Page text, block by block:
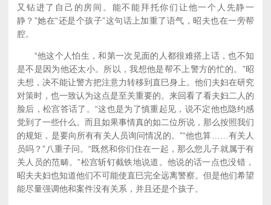
又钻进了自己的房间。能不能拜托你们让他一个人先静一
静？”她在“还是个孩子”这句话上加重了语气，昭夫也在一旁帮
腔。
“他这个人怕生，和第一次见面的人都很难搭上话，也不知
是不是因为他还太小。所以，我想他是帮不上警方的忙的。”昭
夫想，决不能让警方把注意力转移到直巳身上。他们夫妇在研究
对策时，也一致认为这点是至关重要的。来回看了看夫妇二人的
脸后，松宫答话了。“这也是为了慎重起见，说不定他也隐约感
觉到了一些什么。而且如果事情真的如二位所说，那么按照我们
的规矩，是要向所有有关人员询问情况的。”“他也算……有关人
员吗？”八重子问。“既然和你们住在一起，那么您儿子就属于有
关人员的范畴。”松宫斩钉截铁地说道。他说的话一点也没错，
昭夫夫妇也知道他们不可能使直巳完全远离警察。但是他们希望
能尽量强调他和案件没有关系，并且还是个孩子。